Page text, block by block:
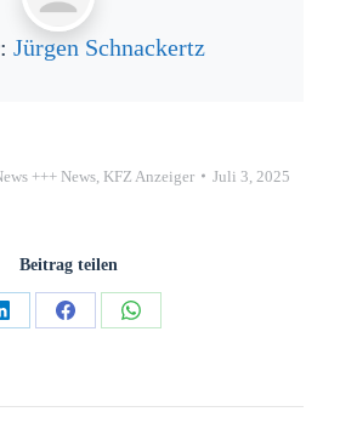
Jürgen Schnackertz
+++ News KFZ Anzeiger Juli 3, 2025
Beitrag teilen